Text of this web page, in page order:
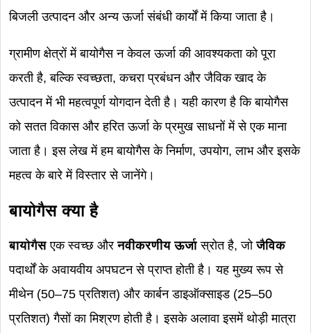
बिजली उत्पादन और अन्य ऊर्जा संबंधी कार्यों में किया जाता है।
ग्रामीण क्षेत्रों में बायोगैस न केवल ऊर्जा की आवश्यकता को पूरा
करती है, बल्कि स्वच्छता, कचरा प्रबंधन और जैविक खाद के
उत्पादन में भी महत्वपूर्ण योगदान देती है। यही कारण है कि बायोगैस
को सतत विकास और हरित ऊर्जा के प्रमुख साधनों में से एक माना
जाता है। इस लेख में हम बायोगैस के निर्माण, उपयोग, लाभ और इसके
महत्व के बारे में विस्तार से जानेंगे।
बायोगैस क्या है
बायोगैसएक स्वच्छ औरनवीकरणीय ऊर्जा स्रोत है, जोजैविक
पदार्थों के अवायवीय अपघटन से प्राप्त होती है। यह मुख्य रूप से
मीथेन (50–75 प्रतिशत) और कार्बन डाइऑक्साइड (25–50
प्रतिशत) गैसों का मिश्रण होती है। इसके अलावा इसमें थोड़ी मात्रा